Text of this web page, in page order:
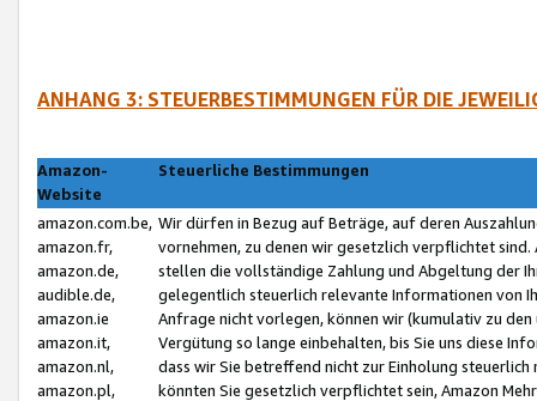
ANHANG 3: STEUERBESTIMMUNGEN FÜR DIE
Amazon-
Website
Steuerliche Bestimmungen
amazon.com.be,
amazon.fr,
amazon.de,
audible.de,
amazon.ie
amazon.it,
amazon.nl,
amazon.pl,
Wir dürfen in Bezug auf Beträge, auf deren
vornehmen, zu denen wir gesetzlich verpflichtet
stellen die vollständige Zahlung und Abgeltung der
gelegentlich steuerlich relevante Informationen von
Anfrage nicht vorlegen, können wir (kumulativ zu
Vergütung so lange einbehalten, bis Sie uns diese
dass wir Sie betreffend nicht zur Einholung
könnten Sie gesetzlich verpflichtet sein, Amazon